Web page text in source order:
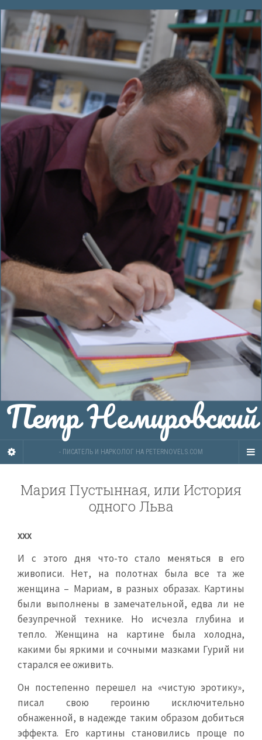
Петр Немировский
- ПИСАТЕЛЬ И НАРКОЛОГ НА PETERNOVELS.COM
Мария Пустынная, или История
одного Льва
ххх
И с этого дня что-то стало меняться в его
живописи. Нет, на полотнах была все та же
женщина – Мариам, в разных образах. Картины
были выполнены в замечательной, едва ли не
безупречной технике. Но исчезла глубина и
тепло. Женщина на картине была холодна,
какими бы яркими и сочными мазками Гурий ни
старался ее оживить.
Он постепенно перешел на «чистую эротику»,
писал свою героиню исключительно
обнаженной, в надежде таким образом добиться
эффекта. Его картины становились проще по